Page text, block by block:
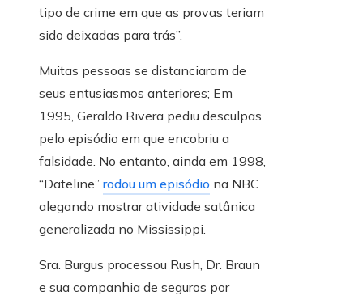
tipo de crime em que as provas teriam
sido deixadas para trás”.
Muitas pessoas se distanciaram de
seus entusiasmos anteriores; Em
1995, Geraldo Rivera pediu desculpas
pelo episódio em que encobriu a
falsidade. No entanto, ainda em 1998,
“Dateline” rodou um episódio na NBC
alegando mostrar atividade satânica
generalizada no Mississippi.
Sra. Burgus processou Rush, Dr. Braun
e sua companhia de seguros por